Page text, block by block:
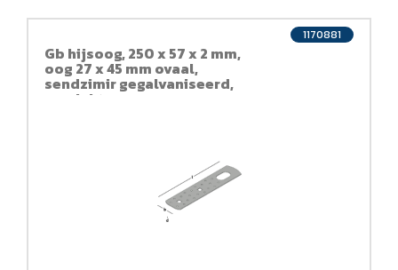
Gb hijsoog, 250 x 57 x 2 mm,
oog 27 x 45 mm ovaal,
sendzimir gegalvaniseerd,
verzinkt
1170881